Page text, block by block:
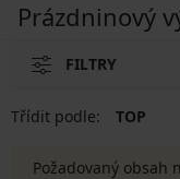
Prázdninový
FILTRY
Třídit podle: TOP
Požadovaný obsah